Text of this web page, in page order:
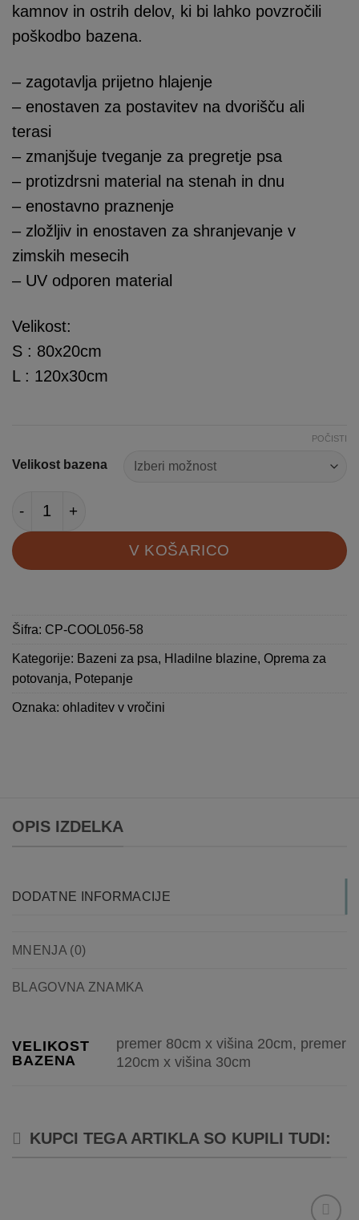
kamnov in ostrih delov, ki bi lahko povzročili
poškodbo bazena.
– zagotavlja prijetno hlajenje
– enostaven za postavitev na dvorišču ali
terasi
– zmanjšuje tveganje za pregretje psa
– protizdrsni material na stenah in dnu
– enostavno praznenje
– zložljiv in enostaven za shranjevanje v
zimskih mesecih
– UV odporen material
Velikost:
S : 80x20cm
L : 120x30cm
Velikost bazena
POČISTI
Zložljiv bazen za psa količina
V KOŠARICO
Šifra: CP-COOL056-58
Kategorije: Bazeni za psa, Hladilne blazine, Oprema za
potovanja, Potepanje
Oznaka: ohladitev v vročini
OPIS IZDELKA
DODATNE INFORMACIJE
MNENJA (0)
BLAGOVNA ZNAMKA
VELIKOST
BAZENA
premer 80cm x višina 20cm, premer
120cm x višina 30cm
KUPCI TEGA ARTIKLA SO KUPILI TUDI: